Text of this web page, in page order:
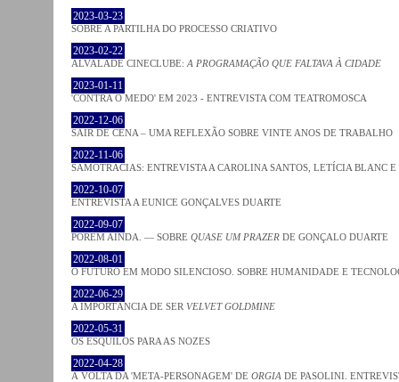
2023-03-23
SOBRE A PARTILHA DO PROCESSO CRIATIVO
2023-02-22
ALVALADE CINECLUBE: A PROGRAMAÇÃO QUE FALTAVA À CIDADE
2023-01-11
'CONTRA O MEDO' EM 2023 - ENTREVISTA COM TEATROMOSCA
2022-12-06
SAIR DE CENA – UMA REFLEXÃO SOBRE VINTE ANOS DE TRABALHO
2022-11-06
SAMOTRACIAS: ENTREVISTA A CAROLINA SANTOS, LETÍCIA BLANC
2022-10-07
ENTREVISTA A EUNICE GONÇALVES DUARTE
2022-09-07
PORÉM AINDA. — SOBRE QUASE UM PRAZER DE GONÇALO DUARTE
2022-08-01
O FUTURO EM MODO SILENCIOSO. SOBRE HUMANIDADE E
2022-06-29
A IMPORTÂNCIA DE SER VELVET GOLDMINE
2022-05-31
OS ESQUILOS PARA AS NOZES
2022-04-28
À VOLTA DA 'META-PERSONAGEM' DE ORGIA DE PASOLINI.